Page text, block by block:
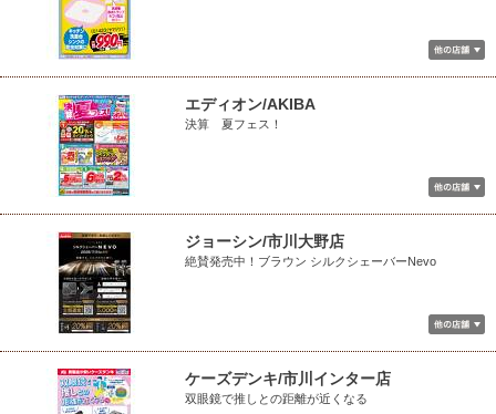
エディオン/AKIBA
決算 夏フェス！
ジョーシン/市川大野店
絶賛発売中！ブラウン シルクシェーバーNevo
ケーズデンキ/市川インター店
双眼鏡で推しとの距離が近くなる